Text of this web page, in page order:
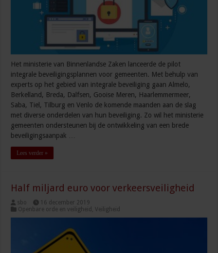
Het ministerie van Binnenlandse Zaken lanceerde de pilot
integrale beveiligingsplannen voor gemeenten. Met behulp van
experts op het gebied van integrale beveiliging gaan Almelo,
Berkelland, Breda, Dalfsen, Gooise Meren, Haarlemmermeer,
Saba, Tiel, Tilburg en Venlo de komende maanden aan de slag
met diverse onderdelen van hun beveiliging. Zo wil het ministerie
gemeenten ondersteunen bij de ontwikkeling van een brede
beveiligingsaanpak …
Lees verder »
Half miljard euro voor verkeersveiligheid
sbo
16 december 2019
Openbare orde en veiligheid ,Veiligheid